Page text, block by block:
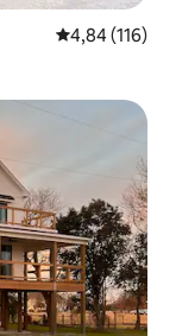
Calificación
4,84 (116)